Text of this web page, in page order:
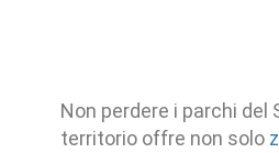
Non perdere i parchi del
territorio offre non solo